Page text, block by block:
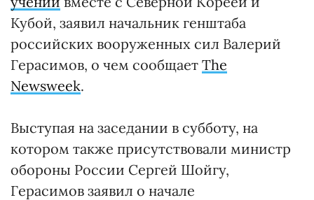
Кубой, заявил начальник генштаба
российских вооруженных сил Валерий
Герасимов, о чем сообщает The
Newsweek.
Выступая на заседании в субботу, на
котором также присутствовали министр
обороны России Сергей Шойгу,
Герасимов заявил о начале